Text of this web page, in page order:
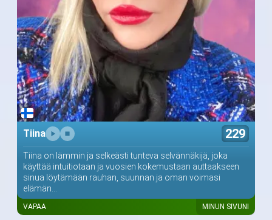
Tiina 229
Tiina on lämmin ja selkeästi tunteva selvännäkijä, joka
käyttää intuitiotaan ja vuosien kokemustaan auttaakseen
sinua löytämään rauhan, suunnan ja oman voimasi
elämän...
VAPAA MINUN SIVUNI